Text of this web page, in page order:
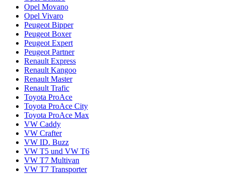
Opel Movano
Opel Vivaro
Peugeot Bipper
Peugeot Boxer
Peugeot Expert
Peugeot Partner
Renault Express
Renault Kangoo
Renault Master
Renault Trafic
Toyota ProAce
Toyota ProAce City
Toyota ProAce Max
VW Caddy
VW Crafter
VW ID. Buzz
VW T5 und VW T6
VW T7 Multivan
VW T7 Transporter